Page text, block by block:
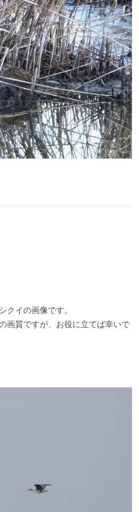
クイの画像です。
画質ですが、お役に立てば幸いで